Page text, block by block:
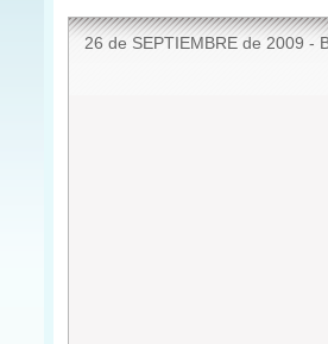
26 de SEPTIEMBRE de 2009 -